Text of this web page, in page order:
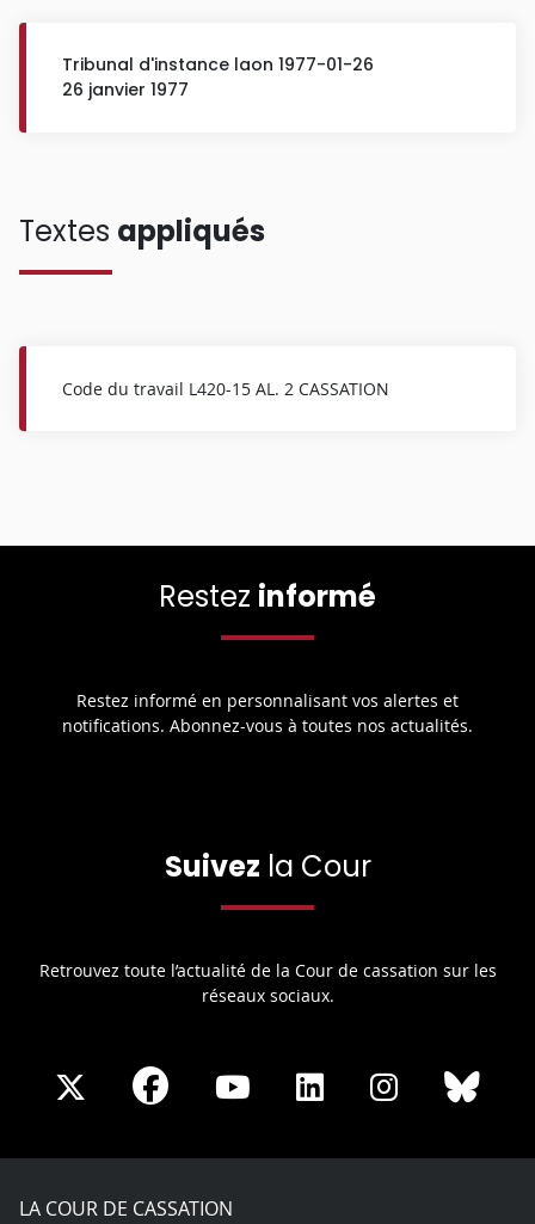
Tribunal d'instance laon 1977-01-26
26 janvier 1977
Textes appliqués
Code du travail L420-15 AL. 2 CASSATION
Restez informé
Restez informé en personnalisant vos alertes et
notifications. Abonnez-vous à toutes nos actualités.
Suivez la Cour
Retrouvez toute l’actualité de la Cour de cassation sur les
réseaux sociaux.
Share
X
Share
Facebook
Share
Youtube
Share
LinkedIn
Share
Instagram
LA COUR DE CASSATION